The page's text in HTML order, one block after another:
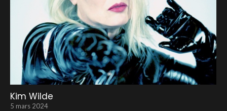
Kim Wilde
5 mars 2024